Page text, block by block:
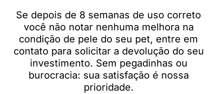
Se depois de 8 semanas de uso correto
você não notar nenhuma melhora na
condição de pele do seu pet, entre em
contato para solicitar a devolução do seu
investimento. Sem pegadinhas ou
burocracia: sua satisfação é nossa
prioridade.